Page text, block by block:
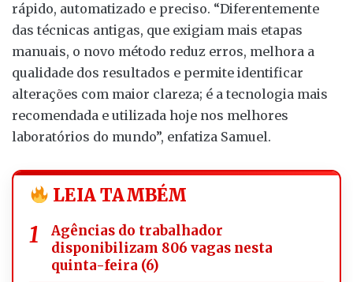
rápido, automatizado e preciso. “Diferentemente
das técnicas antigas, que exigiam mais etapas
manuais, o novo método reduz erros, melhora a
qualidade dos resultados e permite identificar
alterações com maior clareza; é a tecnologia mais
recomendada e utilizada hoje nos melhores
laboratórios do mundo”, enfatiza Samuel.
LEIA TAMBÉM
Agências do trabalhador
disponibilizam 806 vagas nesta
quinta-feira (6)